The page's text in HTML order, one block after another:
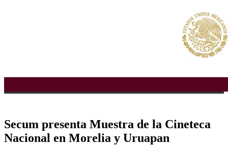
Secum presenta Muestra de la Cineteca
Nacional en Morelia y Uruapan